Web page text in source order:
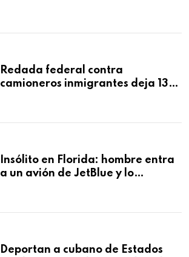
Redada federal contra
camioneros inmigrantes deja 137
Insólito en Florida: hombre entra
a un avión de JetBlue y lo
Deportan a cubano de Estados